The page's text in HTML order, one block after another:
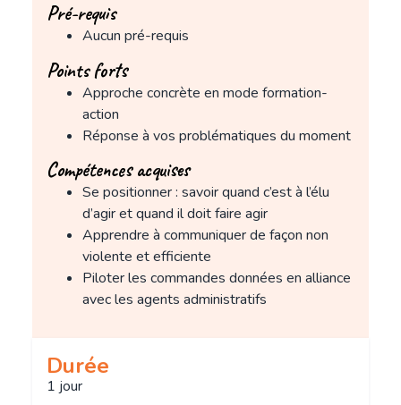
Pré-requis
Aucun pré-requis
Points forts
Approche concrète en mode formation-
action
Réponse à vos problématiques du moment
Compétences acquises
Se positionner : savoir quand c’est à l’élu
d’agir et quand il doit faire agir
Apprendre à communiquer de façon non
violente et efficiente
Piloter les commandes données en alliance
avec les agents administratifs
Durée
1 jour